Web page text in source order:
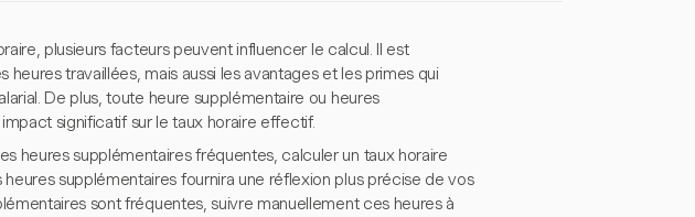
plusieurs facteurs peuvent influencer le calcul. Il est
travaillées, mais aussi les avantages et les primes qui
De plus, toute heure supplémentaire ou heures
significatif sur le taux horaire effectif.
heures supplémentaires fréquentes, calculer un taux horaire
supplémentaires fournira une réflexion plus précise de vos
sont fréquentes, suivre manuellement ces heures à